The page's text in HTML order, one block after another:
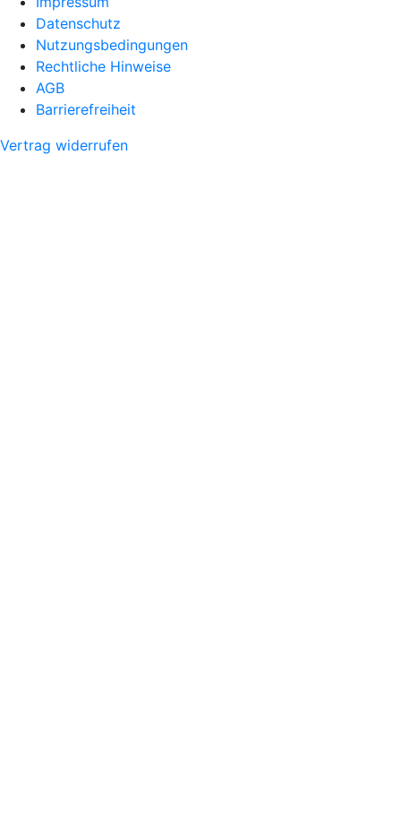
Datenschutz
Nutzungsbedingungen
Rechtliche Hinweise
AGB
Barrierefreiheit
Vertrag widerrufen